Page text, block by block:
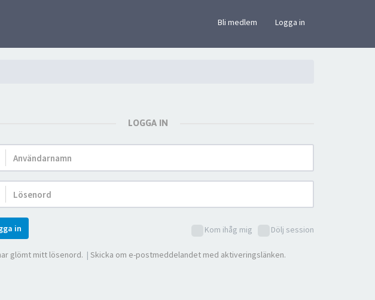
Bli medlem Logga in
LOGGA IN
Kom ihåg mig Dölj session
in
glömt mitt lösenord. | Skicka om e-postmeddelandet med aktiveringslänken.